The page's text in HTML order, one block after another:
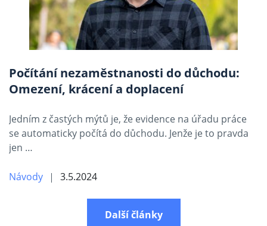
Počítání nezaměstnanosti do důchodu:
Omezení, krácení a doplacení
Jedním z častých mýtů je, že evidence na úřadu práce
se automaticky počítá do důchodu. Jenže je to pravda
jen …
Návody 3.5.2024
Další články